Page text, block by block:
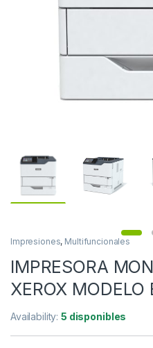
Impresiones, Multifuncionales
IMPRESORA
XEROX MODELO
Availability:5 disponibles